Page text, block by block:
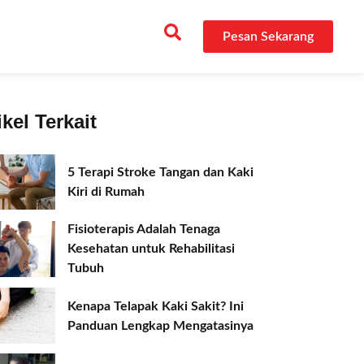
Pesan Sekarang
Terkait
5 Terapi Stroke Tangan dan Kaki
Kiri di Rumah
Fisioterapis Adalah Tenaga
Kesehatan untuk Rehabilitasi
Tubuh
Kenapa Telapak Kaki Sakit? Ini
Panduan Lengkap Mengatasinya